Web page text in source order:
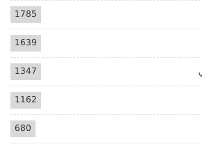
1785
1639
1347
1162
680